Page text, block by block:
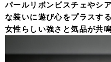
パールリボンビスチェやシ
な装いに遊び心をプラスする
女性らしい強さと気品が共